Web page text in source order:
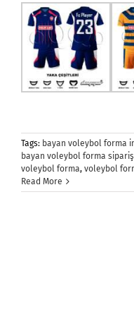
Tags: bayan voleybol forma
bayan voleybol forma
voleybol forma, voleybol
Read More